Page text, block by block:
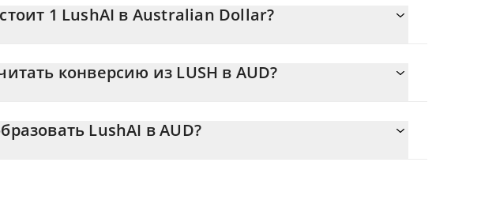
1 LushAI в Australian Dollar?
1 LushAI равно 0.00050144 {toSymbol
конверсию из LUSH в AUD?
LushAI в соответствующее поле, и автоматически конвертирует
Dollar ({ toSymbol}).
LushAI в AUD?